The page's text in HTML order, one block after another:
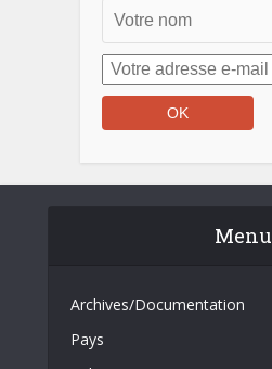
Menu
Archives/Documentation
Pays